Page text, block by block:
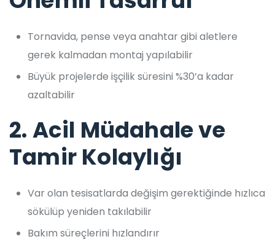
Tornavida, pense veya anahtar gibi aletlere
gerek kalmadan montaj yapılabilir
Büyük projelerde işçilik süresini %30’a kadar
azaltabilir
2. Acil Müdahale ve
Tamir Kolaylığı
Var olan tesisatlarda değişim gerektiğinde hızlıca
sökülüp yeniden takılabilir
Bakım süreçlerini hızlandırır